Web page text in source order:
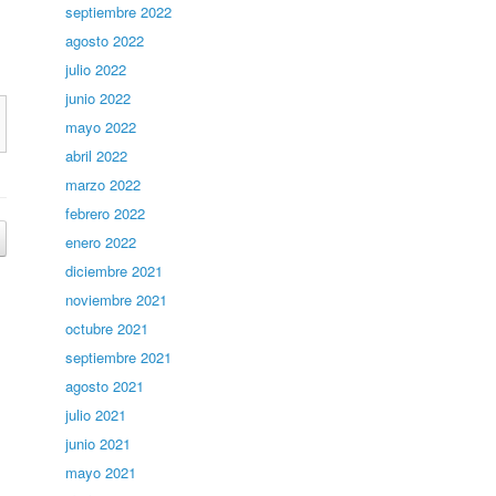
septiembre 2022
agosto 2022
julio 2022
junio 2022
mayo 2022
abril 2022
marzo 2022
febrero 2022
enero 2022
diciembre 2021
noviembre 2021
octubre 2021
septiembre 2021
agosto 2021
julio 2021
junio 2021
mayo 2021